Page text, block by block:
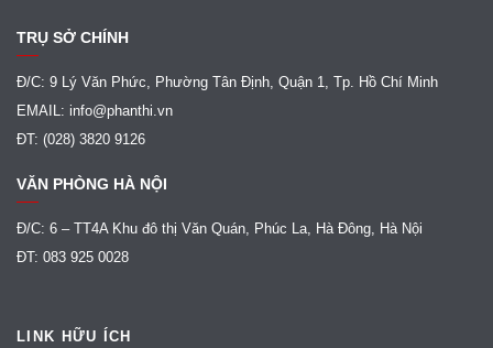
TRỤ SỞ CHÍNH
Đ/C: 9 Lý Văn Phức, Phường Tân Định, Quận 1, Tp. Hồ Chí Minh
EMAIL: info@phanthi.vn
ĐT: (028) 3820 9126
VĂN PHÒNG HÀ NỘI
Đ/C: 6 – TT4A Khu đô thị Văn Quán, Phúc La, Hà Đông, Hà Nội
ĐT: 083 925 0028
LINK HỮU ÍCH